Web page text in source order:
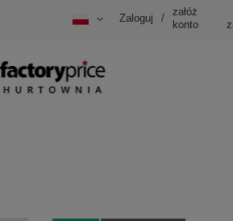
Zaloguj /
załóż
konto